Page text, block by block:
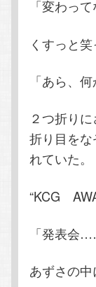
「変わっ
くすっと
「あら、
２つ折り
折り目を
れていた。
“KCG
「発表会
あずさの